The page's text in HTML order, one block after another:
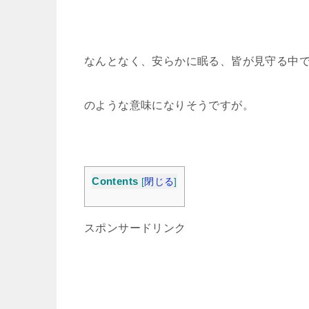
なんとなく、安らかに眠る、皆が見守る中
のような意味になりそうですが。
Contents [閉じる]
スポンサードリンク